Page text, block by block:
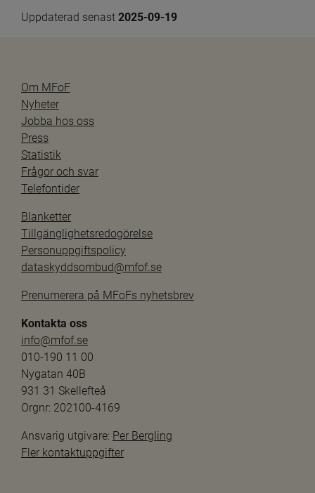
Uppdaterad senast 2025-09-19
Om MFoF
Nyheter
Jobba hos oss
Press
Statistik
Frågor och svar
Telefontider
Blanketter
Tillgänglighetsredogörelse
Personuppgiftspolicy
dataskyddsombud@mfof.se
Prenumerera på MFoFs nyhetsbrev
Kontakta oss
info@mfof.se
010-190 11 00
Nygatan 40B
931 31 Skellefteå
Orgnr: 202100-4169
Ansvarig utgivare: Per Bergling
Fler kontaktuppgifter